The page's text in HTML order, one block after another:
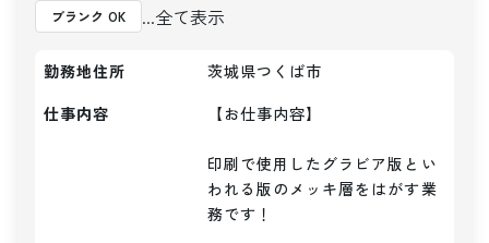
ブランク OK ...全て表示
勤務地住所
茨城県つくば市
仕事内容
【お仕事内容】
印刷で使用したグラビア版とい
われる版のメッキ層をはがす業
務です！